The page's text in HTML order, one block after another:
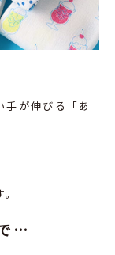
が伸びる「あ
…